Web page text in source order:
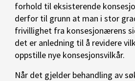
forhold til eksisterende
derfor til grunn at man i stor
frivillighet fra konsesjonærens
det er anledning til å revidere
oppstille nye konsesjonsvilkår.
Når det gjelder behandling av